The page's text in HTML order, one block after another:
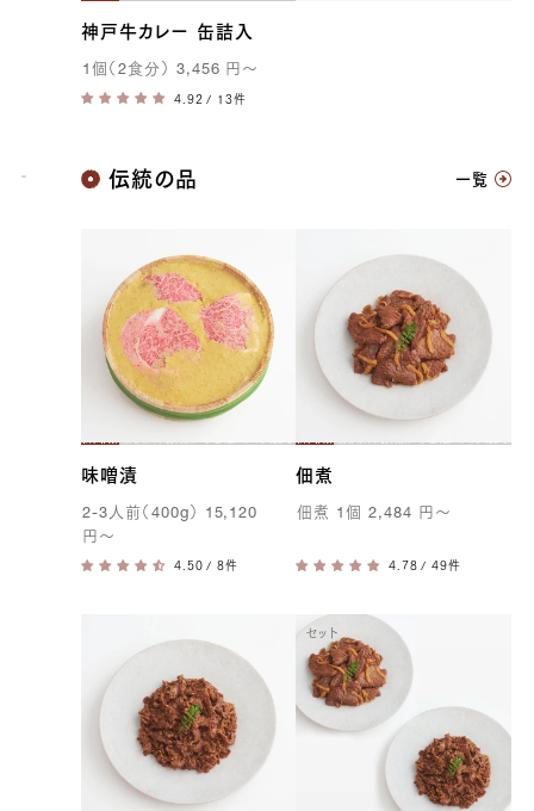
神戸牛カレー 缶詰入
1 個（ 2食分） 3,456 円 〜
/ 13件
神戸牛
伝統の品 一覧
味噌漬
2-3 人前（ 400g ）
15,120
円 〜
/ 8件
佃煮
佃煮 1個2,484 円 〜
/ 49件
セット